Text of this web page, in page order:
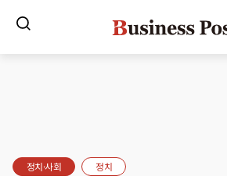
정치·사회 정치